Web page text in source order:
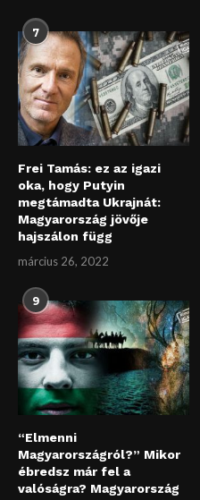
7
Frei Tamás: ez az igazi
oka, hogy Putyin
megtámadta Ukrajnát:
Magyarország jövője
hajszálon függ
március 26, 2022
9
“Elmenni
Magyarországról?” Mikor
ébredsz már fel a
valóságra? Magyarország